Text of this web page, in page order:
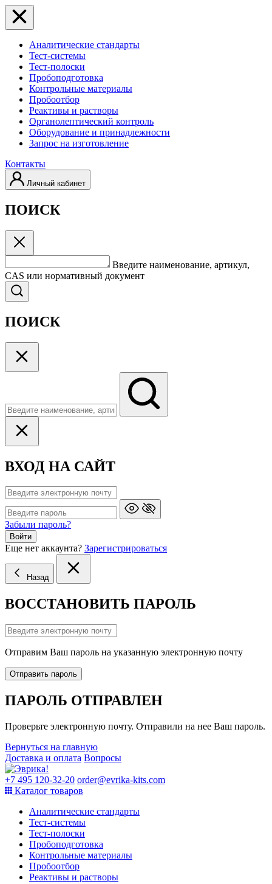
Аналитические стандарты
Тест-системы
Тест-полоски
Пробоподготовка
Контрольные материалы
Пробоотбор
Реактивы и растворы
Органолептический контроль
Оборудование и принадлежности
Запрос на изготовление
Контакты
Личный кабинет
ПОИСК
Введите наименование, артикул,
CAS или нормативный документ
ПОИСК
ВХОД НА САЙТ
Забыли пароль?
Войти
Еще нет аккаунта? Зарегистрироваться
Назад
ВОССТАНОВИТЬ ПАРОЛЬ
Отправим Ваш пароль на указанную электронную почту
Отправить пароль
ПАРОЛЬ ОТПРАВЛЕН
Проверьте электронную почту. Отправили на нее Ваш пароль.
Вернуться на главную
Доставка и оплата Вопросы
+7 495 120-32-20 order@evrika-kits.com
Каталог товаров
Аналитические стандарты
Тест-системы
Тест-полоски
Пробоподготовка
Контрольные материалы
Пробоотбор
Реактивы и растворы